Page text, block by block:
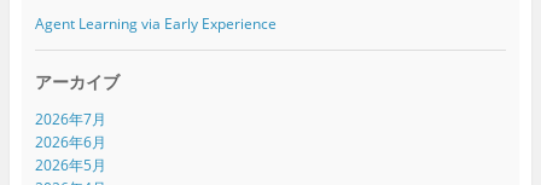
Agent Learning via Early Experience
アーカイブ
2026年7月
2026年6月
2026年5月